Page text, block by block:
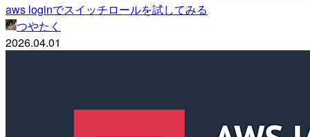
aws loginでスイッチロールを試してみる
つやたく
2026.04.01